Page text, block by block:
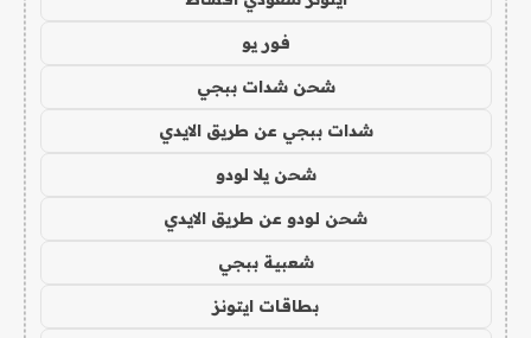
فور يو
شحن شدات ببجي
شدات ببجي عن طريق الايدي
شحن يلا لودو
شحن لودو عن طريق الايدي
شعبية ببجي
بطاقات ايتونز